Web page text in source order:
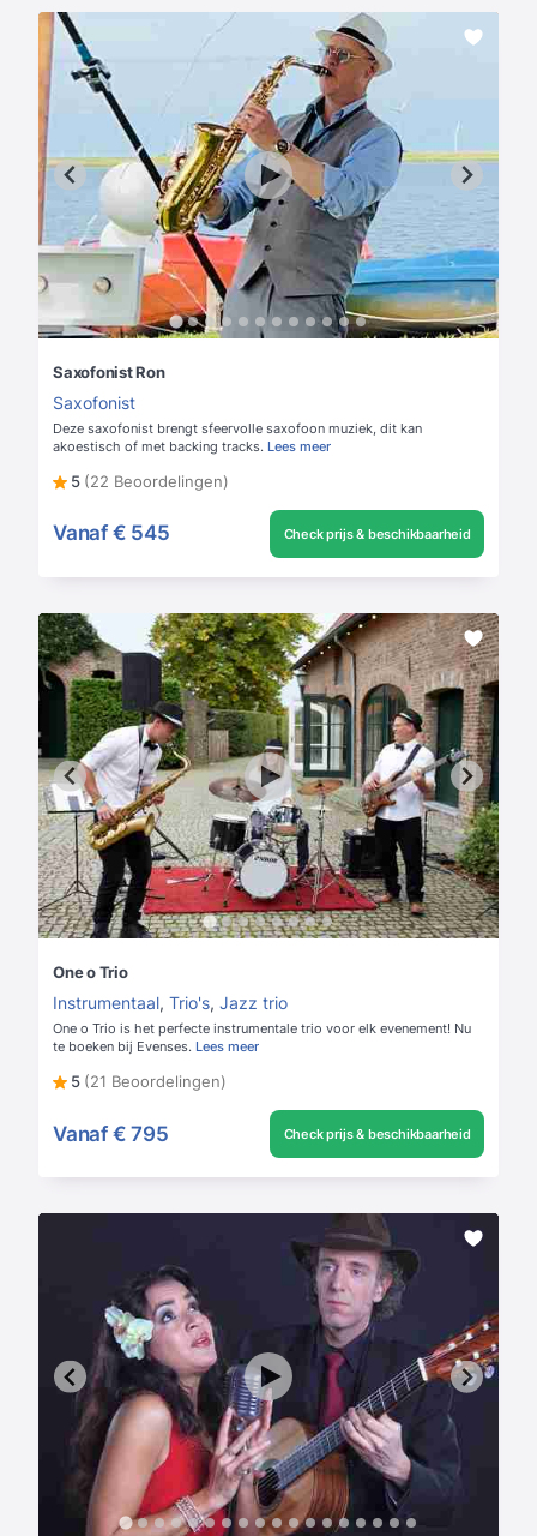
Saxofonist Ron
Saxofonist
Deze saxofonist brengt sfeervolle saxofoon muziek, dit kan
akoestisch of met backing tracks. Lees meer
5 (22 Beoordelingen)
Vanaf € 545 Check prijs & beschikbaarheid
One o Trio
Instrumentaal, Trio's, Jazz trio
One o Trio is het perfecte instrumentale trio voor elk evenement! Nu
te boeken bij Evenses. Lees meer
5 (21 Beoordelingen)
Vanaf € 795 Check prijs & beschikbaarheid